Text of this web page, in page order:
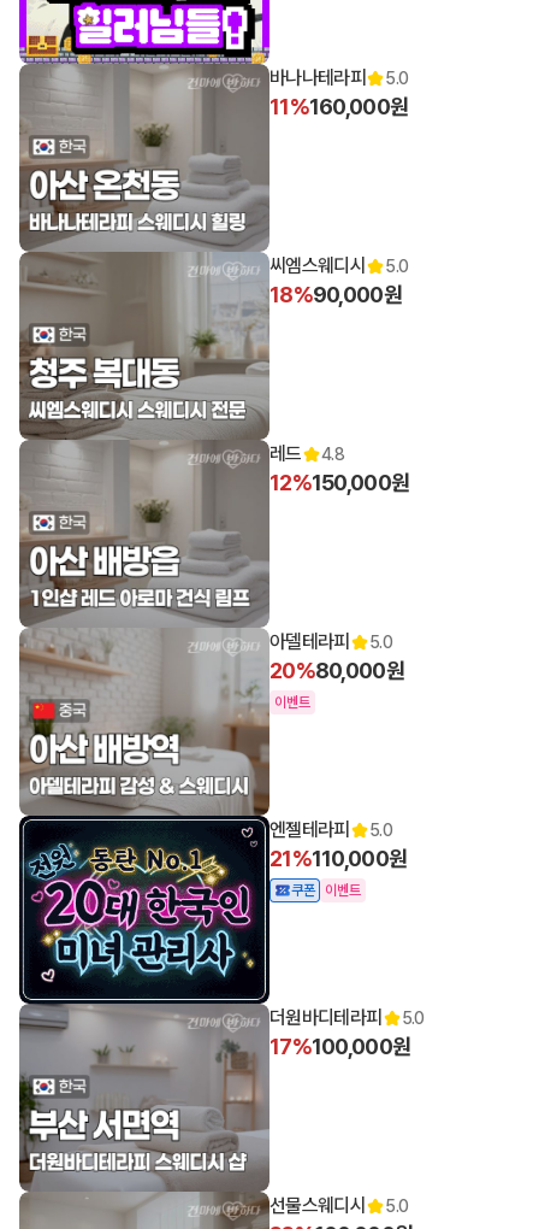
바나나테라피 5.0
11%160,000원
씨엠스웨디시 5.0
18%90,000원
레드 4.8
12%150,000원
아델테라피 5.0
20%80,000원
이벤트
엔젤테라피 5.0
21%110,000원
쿠폰 이벤트
더원바디테라피 5.0
17%100,000원
선물스웨디시 5.0